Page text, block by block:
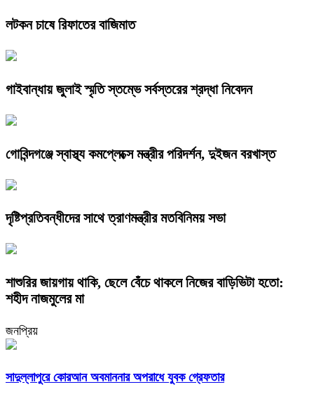
লটকন চাষে রিফাতের বাজিমাত
গাইবান্ধায় জুলাই স্মৃতি স্তম্ভে সর্বস্তরের শ্রদ্ধা নিবেদন
গোবিন্দগঞ্জে স্বাস্থ্য কমপ্লেক্সে মন্ত্রীর পরিদর্শন, দুইজন বরখাস্ত
দৃষ্টিপ্রতিবন্ধীদের সাথে ত্রাণমন্ত্রীর মতবিনিময় সভা
শাশুরির জায়গায় থাকি, ছেলে বেঁচে থাকলে নিজের বাড়িভিটা হতো:
শহীদ নাজমুলের মা
জনপ্রিয়
সাদুল্লাপুরে কোরআন অবমাননার অপরাধে যুবক গ্রেফতার